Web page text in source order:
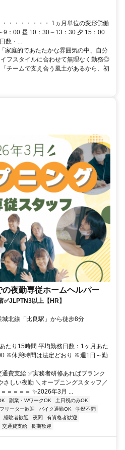
・・・・・・・ 1ヵ月単位の変形労働
9：00 昼 10：30～13：30 夕 15：00
数・...
家庭的であたたかな雰囲気の中、自分
フスタイルに合わせて無理なく勤務◎
チームで支え合う風土があるから、初
夜勤専従ホームヘルパー
✅JLPTN3以上【HR】
北線「比良駅」から徒歩8分
たり15時間 平均勤務日数：1ヶ月あた
※休憩時間は法定どおり ※週1日～勤
費支給 ✅実務者研修あればブランク
さしい夜勤 ＼オープニングスタッフ／
＝＝＝＝ ✨2026年3月 ...
副業・WワークOK
土日祝のみOK
フリーター歓迎 バイク通勤OK
学歴不問
経験者歓迎 夜間
有資格者歓迎
交通費支給 長期歓迎